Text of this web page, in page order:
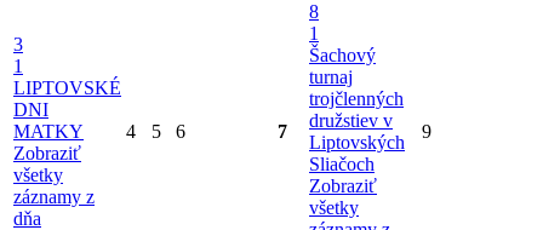
3
1
LIPTOVSKÉ
DNI
MATKY
Zobraziť
všetky
záznamy z
dňa
4 5 6 7
8
1
Šachový
turnaj
trojčlenných
družstiev v
Liptovských
Sliačoch
Zobraziť
všetky
9